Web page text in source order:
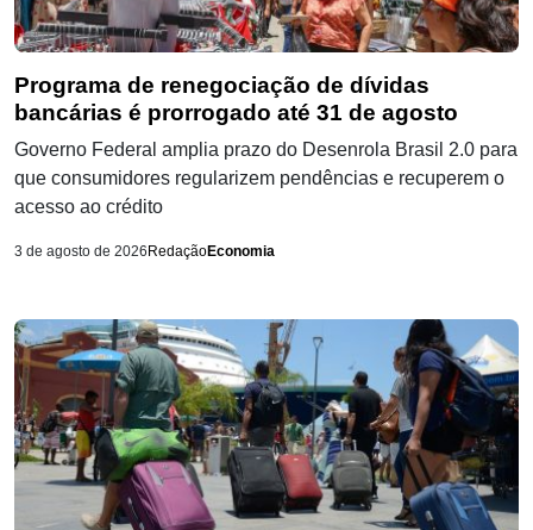
Programa de renegociação de dívidas
bancárias é prorrogado até 31 de agosto
Governo Federal amplia prazo do Desenrola Brasil 2.0 para
que consumidores regularizem pendências e recuperem o
acesso ao crédito
3 de agosto de 2026 RedaçãoEconomia